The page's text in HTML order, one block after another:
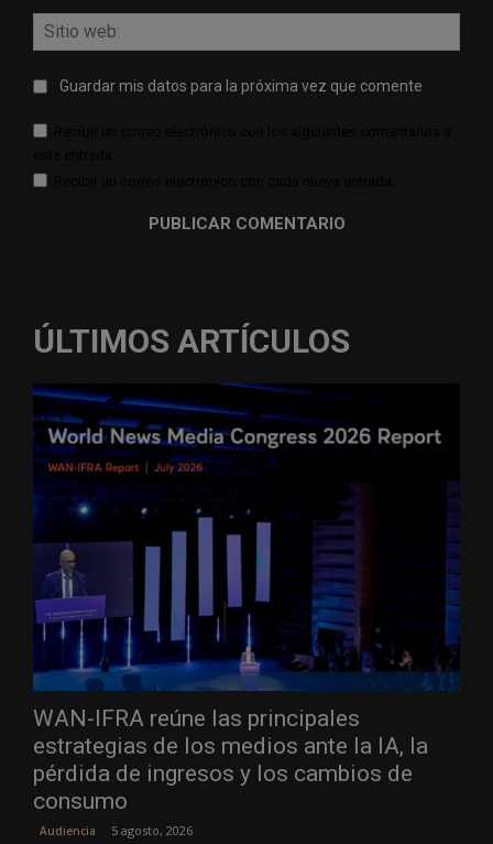
Guardar mis datos para la próxima vez que comente
ÚLTIMOS ARTÍCULOS
WAN-IFRA reúne las principales
estrategias de los medios ante la IA, la
pérdida de ingresos y los cambios de
consumo
Audiencia 5 agosto, 2026